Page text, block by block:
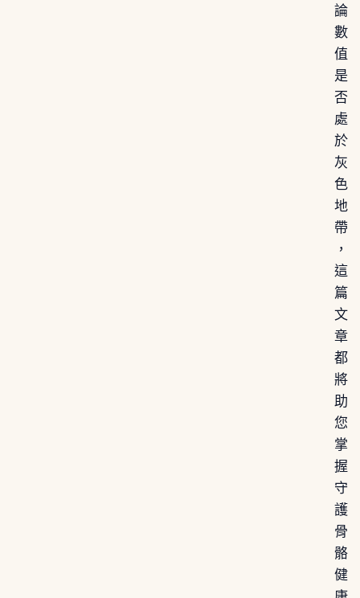
論
數
值
是
否
處
於
灰
色
地
帶
，
這
篇
文
章
都
將
助
您
掌
握
守
護
骨
骼
健